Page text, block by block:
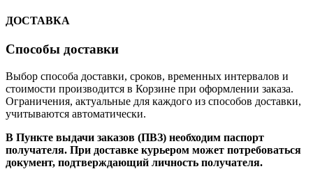
ДОСТАВКА
Способы доставки
Выбор способа доставки, сроков, временных интервалов и
стоимости производится в Корзине при оформлении заказа.
Ограничения, актуальные для каждого из способов доставки,
учитываются автоматически.
В Пункте выдачи заказов (ПВЗ) необходим паспорт
получателя. При доставке курьером может потребоваться
документ, подтверждающий личность получателя.